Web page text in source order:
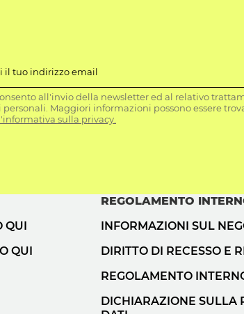
il tuo indirizzo email
all'invio della newsletter ed al relativo
personali. Maggiori informazioni possono essere
sulla privacy.
QUI
QUI
REGOLAMENTO
INFORMAZIONI SUL
DIRITTO DI RECESSO E
REGOLAMENTO
DICHIARAZIONE SULLA